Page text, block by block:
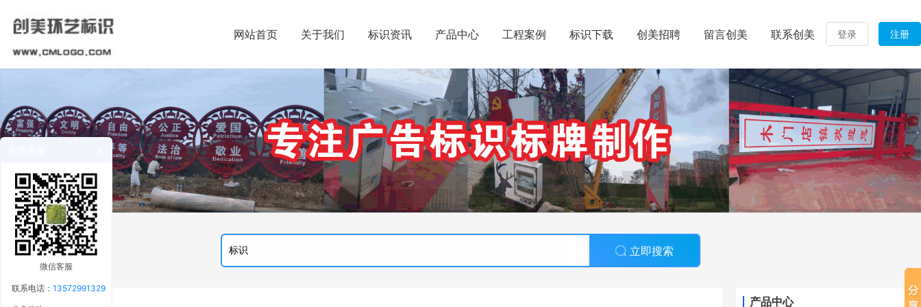
登录 注册
网站首页 关于我们 标识资讯 产品中心 工程案例 标识下载 创美招聘 留言创美 联系创美
立即搜索
产品中心
微信客服
联系电话：13572991329